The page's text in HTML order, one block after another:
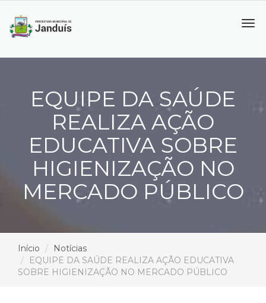
EQUIPE DA SAÚDE
REALIZA AÇÃO
EDUCATIVA SOBRE
HIGIENIZAÇÃO NO
MERCADO PÚBLICO
Início
Notícias
EQUIPE DA SAÚDE REALIZA AÇÃO EDUCATIVA
SOBRE HIGIENIZAÇÃO NO MERCADO PÚBLICO